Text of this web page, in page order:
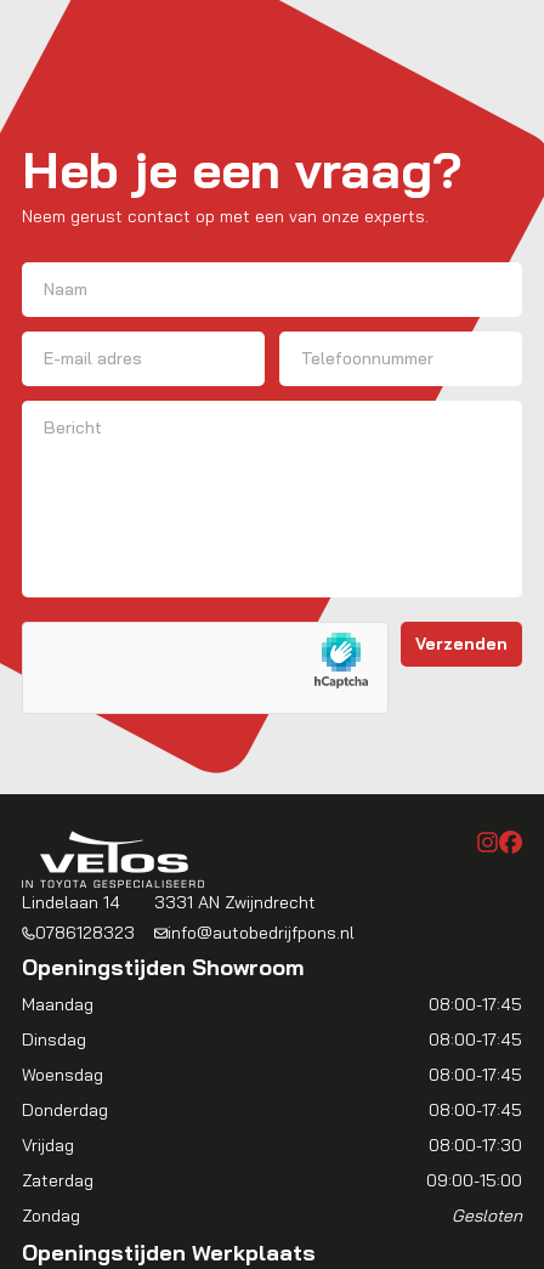
Heb je een vraag?
Neem gerust contact op met een van onze experts.
Naam
Voornaam
E-mailadres Telefoon
Bericht
Lindelaan 14
3331 AN Zwijndrecht
0786128323
info@autobedrijfpons.nl
Openingstijden Showroom
Maandag
08:00-17:45
Dinsdag
08:00-17:45
Woensdag
08:00-17:45
Donderdag
08:00-17:45
Vrijdag
08:00-17:30
Zaterdag
09:00-15:00
Zondag
Gesloten
Openingstijden Werkplaats